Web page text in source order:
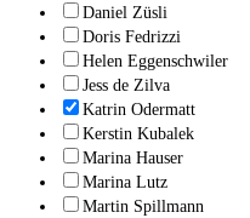
Daniel Züsli
Doris Fedrizzi
Helen Eggenschwiler
Jess de Zilva
Katrin Odermatt
Kerstin Kubalek
Marina Hauser
Marina Lutz
Martin Spillmann